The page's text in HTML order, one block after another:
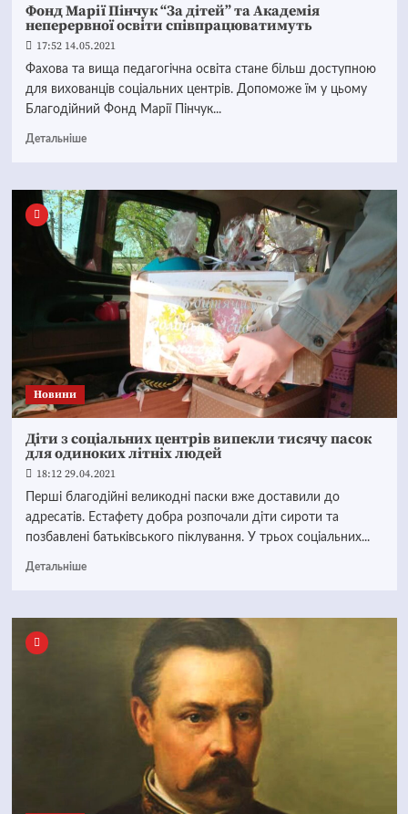
Фонд Марії Пінчук “За дітей” та Академія
неперервної освіти співпрацюватимуть
17:52 14.05.2021
Фахова та вища педагогічна освіта стане більш доступною
для вихованців соціальних центрів. Допоможе їм у цьому
Благодійний Фонд Марії Пінчук...
Детальніше
Новини
Діти з соціальних центрів випекли тисячу пасок
для одиноких літніх людей
18:12 29.04.2021
Перші благодійні великодні паски вже доставили до
адресатів. Естафету добра розпочали діти сироти та
позбавлені батьківського піклування. У трьох соціальних...
Детальніше